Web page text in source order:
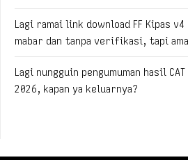
Lagi ramai link download FF Kipas
mabar dan tanpa verifikasi, tapi
Lagi nungguin pengumuman hasil
2026, kapan ya keluarnya?